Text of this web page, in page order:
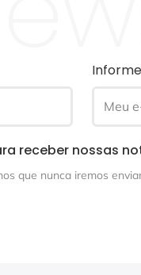
receber nossas
que nunca iremos